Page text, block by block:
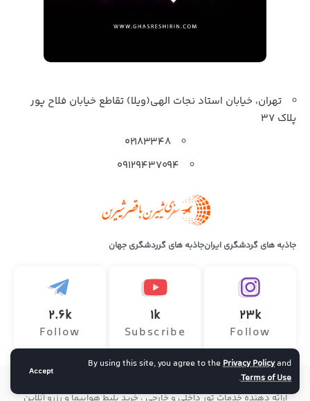
By using this site, you agree to thePrivacy Policyand
Terms of Use
.
Accept
تهران، خیابان استاد نجات الهی(ویلا) تقاطع خیابان فلاح پور
پلاک 37
۰۲۱۸۳۳۴۸
۰۹۱۲۹۴۳۷۰۹۴
جاذبه های گردشگری ایرانجاذبه های گرردشگری جهان
23k
Follow
1k
Subscribe
2.6k
Follow
تمامی حقوق این وب سایت متعلق به آژانس هواپیمایی سفر ماجراجویانه
ارائه دهنده خدمات تور داخلی و خارجی ، خرید بلیط هواپیما و رزرو آنلاین